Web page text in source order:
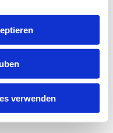
verwenden